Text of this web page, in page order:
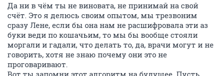
Да ни в чём ты не виновата, не принимай на свой
счёт. Это я делюсь своим опытом, мы трезвоним
сразу Лене, если бы она нам не расшифровала эти аз
буки веди по кошачьим, то мы бы вообще стояли
моргали и гадали, что делать то, да, врачи могут и не
говорить, хотя не знаю почему они это не
проговаривают.